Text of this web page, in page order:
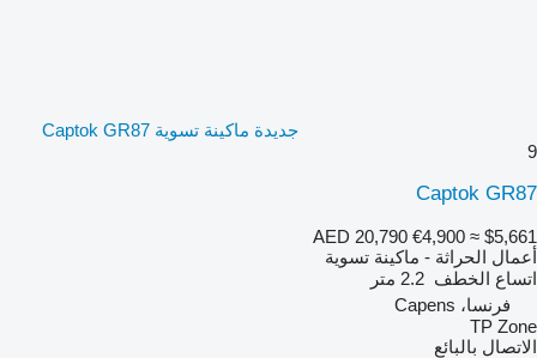
جديدة ماكينة تسوية Captok GR87
9
Captok GR87
AED 20,790 €4,900 ≈ $5,661
أعمال الحراثة - ماكينة تسوية
اتساع الخطف 2.2 متر
فرنسا، Capens
TP Zone
الاتصال بالبائع